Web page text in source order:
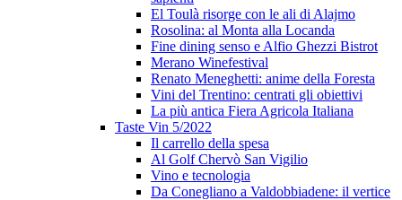
El Toulà risorge con le ali di Alajmo
Rosolina: al Monta alla Locanda
Fine dining senso e Alfio Ghezzi Bistrot
Merano Winefestival
Renato Meneghetti: anime della Foresta
Vini del Trentino: centrati gli obiettivi
La più antica Fiera Agricola Italiana
Taste Vin 5/2022
Il carrello della spesa
Al Golf Chervò San Vigilio
Vino e tecnologia
Da Conegliano a Valdobbiadene: il vertice